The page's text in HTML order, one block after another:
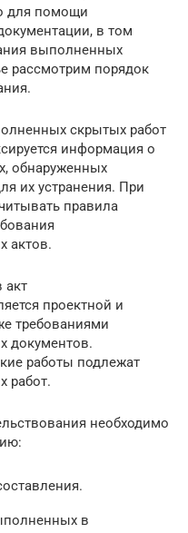
для помощи
в том
выполненных
рассмотрим порядок
скрытых работ
информация о
обнаруженных
их устранения. При
правила
актов.
акт
проектной и
требованиями
документов.
работы подлежат
работ.
необходимо
в